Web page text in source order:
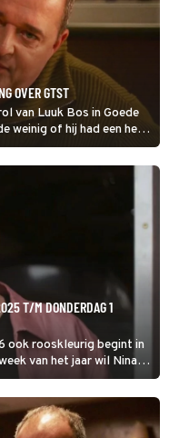
OVER GTST
van Luuk Bos in Goede
weinig of hij had een heel
T/M DONDERDAG 1
ook rooskleurig begint in
van het jaar wil Nina
hun leven en dreigt het